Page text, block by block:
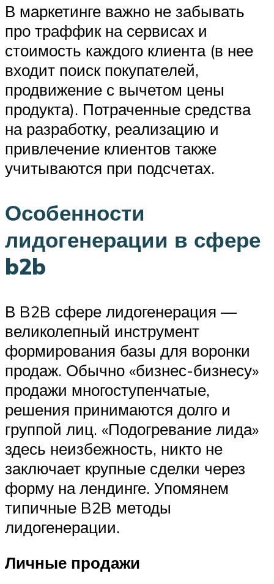
В маркетинге важно не забывать
про траффик на сервисах и
стоимость каждого клиента (в нее
входит поиск покупателей,
продвижение с вычетом цены
продукта). Потраченные средства
на разработку, реализацию и
привлечение клиентов также
учитываются при подсчетах.
Особенности
лидогенерации в сфере
b2b
В B2B сфере лидогенерация —
великолепный инструмент
формирования базы для воронки
продаж. Обычно «бизнес-бизнесу»
продажи многоступенчатые,
решения принимаются долго и
группой лиц. «Подогревание лида»
здесь неизбежность, никто не
заключает крупные сделки через
форму на лендинге. Упомянем
типичные B2B методы
лидогенерации.
Личные продажи